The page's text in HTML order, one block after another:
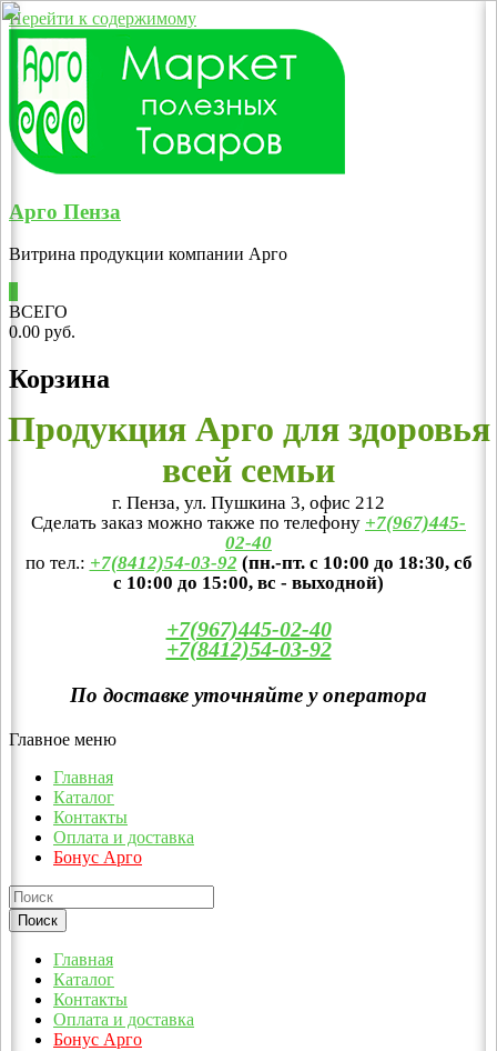
Перейти к содержимому
Арго Пенза
Витрина продукции компании Арго
ВСЕГО
0.00 руб.
Корзина
Продукция Арго для здоровья
всей семьи
г. Пенза, ул. Пушкина 3, офис 212
Сделать заказ можно также по телефону +7(967)445-
02-40
по тел.: +7(8412)54-03-92 (пн.-пт. с 10:00 до 18:30, сб
с 10:00 до 15:00, вс - выходной)
+7(967)445-02-40
+7(8412)54-03-92
По доставке уточняйте у оператора
Главное меню
Главная
Каталог
Контакты
Оплата и доставка
Бонус Арго
Главная
Каталог
Контакты
Оплата и доставка
Бонус Арго